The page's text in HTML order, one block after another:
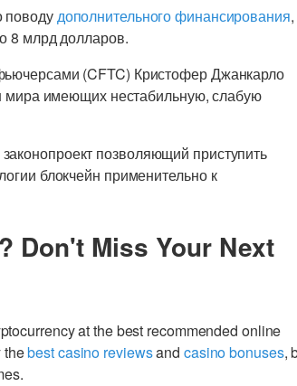
поводудополнительного финансирования,
8 млрд долларов.
(CFTC) Кристофер Джанкарло
мира имеющих нестабильную, слабую
законопроект позволяющий приступить
блокчейн применительно к
Don't Miss Your Next
at the best recommended online
thebest casino reviewsand casino bonuses,